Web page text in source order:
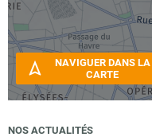
NAVIGUER DANS LA
CARTE
NOS ACTUALITÉS